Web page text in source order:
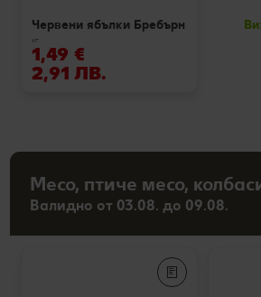
Червени ябълки Бребърн
кг
1,49 €
2,91 ЛВ.
Месо, птиче месо,
Валидно от 03.08. до 09.08.